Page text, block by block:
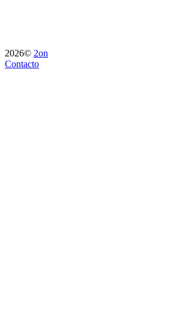
2026© 2on
Contacto